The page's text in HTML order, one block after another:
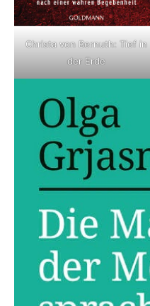
Christa von Bernuth: Tief in
der Erde